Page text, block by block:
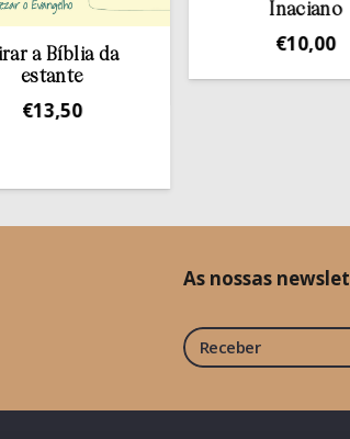
da
As nossas
Receber